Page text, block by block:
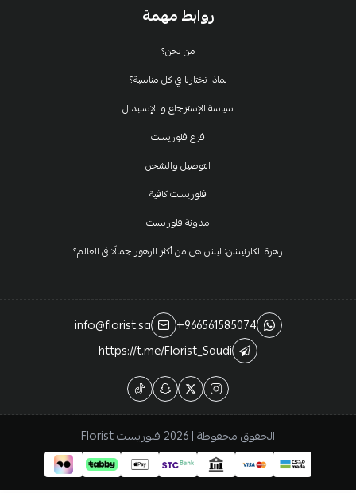
روابط مهمة
من نحن؟
لماذا تختارنا في كل مناسبة؟
سياسة الإسترجاع و الإستبدال
فرع فلوريست
التوصيل والشحن
فلوريست كافية
مدونة فلوريست
زهرة الكارنيشن: ليش هي من أكثر الزهور جمالًا في العالم؟
+966561585074
info@florist.sa
https://t.me/Florist_Saudi
الحقوق محفوظة | 2026 فلوريست Florist